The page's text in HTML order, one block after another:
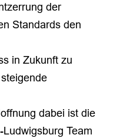
der
Standards den
in Zukunft zu
dabei ist die
Team